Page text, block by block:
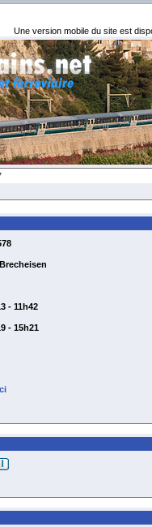
Une version mobile du site est
- 11h42
- 15h21